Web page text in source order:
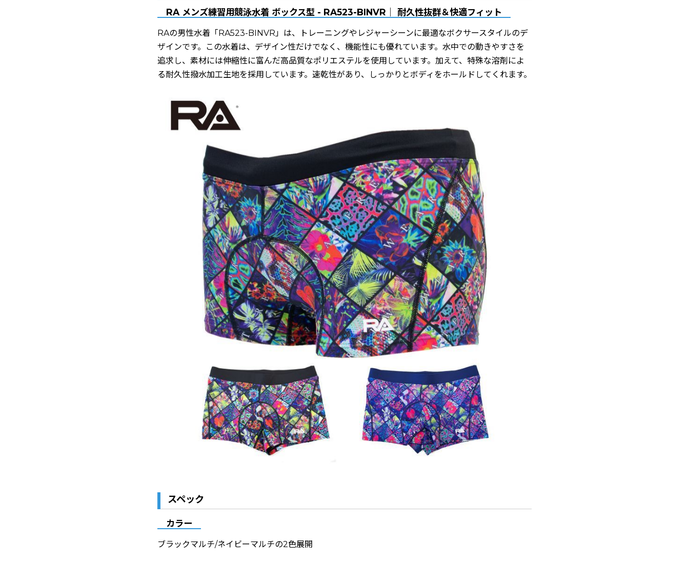
RA メンズ練習用競泳水着 ボックス型 - RA523-BINVR｜ 耐久性抜群＆快適フィット
RAの男性水着「RA523-BINVR」は、トレーニングやレジャーシーンに最適なボクサースタイルのデ
ザインです。この水着は、デザイン性だけでなく、機能性にも優れています。水中での動きやすさを
追求し、素材には伸縮性に富んだ高品質なポリエステルを使用しています。加えて、特殊な溶剤によ
る耐久性撥水加工生地を採用しています。速乾性があり、しっかりとボディをホールドしてくれます。
スペック
カラー
ブラックマルチ/ネイビーマルチの2色展開